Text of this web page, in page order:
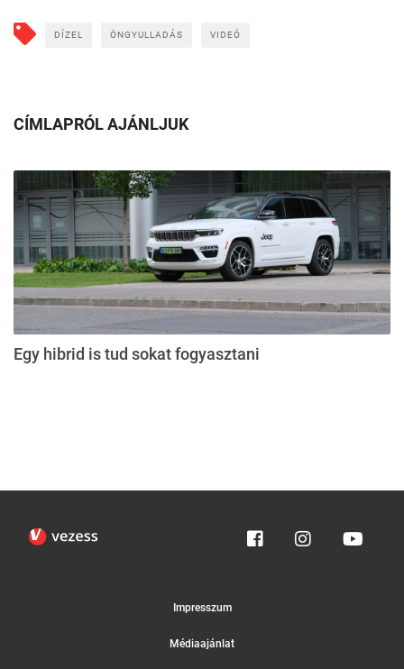
DÍZEL ÖNGYULLADÁS VIDEÓ
CÍMLAPRÓL AJÁNLJUK
Egy hibrid is tud sokat fogyasztani
Impresszum
Médiaajánlat